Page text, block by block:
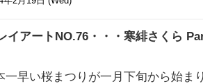
イアートNO.76・・・寒緋さくら
一早い桜まつりが一月下旬から始ま